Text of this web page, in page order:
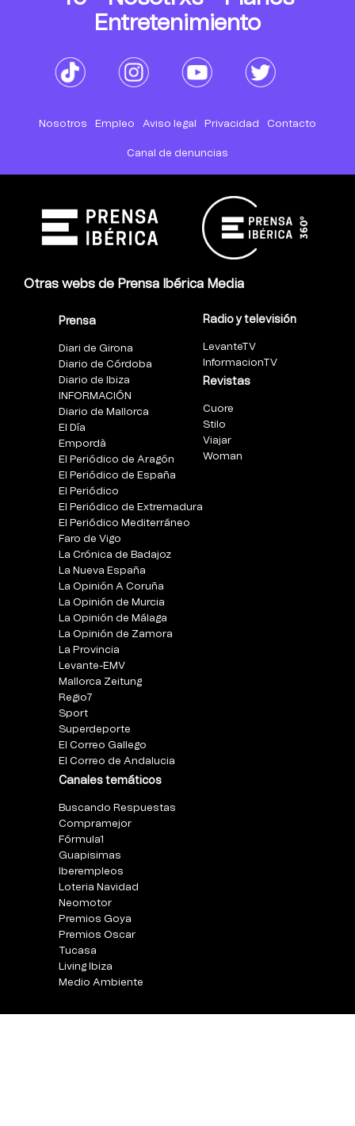
Entretenimiento
Nosotros Empleo Aviso legal Privacidad Contacto
Canal de denuncias
Otras webs de Prensa Ibérica Media
Prensa
Diari de Girona
Diario de Córdoba
Diario de Ibiza
INFORMACIÓN
Diario de Mallorca
El Día
Empordà
El Periódico de Aragón
El Periódico de España
El Periódico
El Periódico de Extremadura
El Periódico Mediterráneo
Faro de Vigo
La Crónica de Badajoz
La Nueva España
La Opinión A Coruña
La Opinión de Murcia
La Opinión de Málaga
La Opinión de Zamora
La Provincia
Levante-EMV
Mallorca Zeitung
Regio7
Sport
Superdeporte
El Correo Gallego
El Correo de Andalucia
Canales temáticos
Buscando Respuestas
Compramejor
Fórmula1
Guapisimas
Iberempleos
Loteria Navidad
Neomotor
Premios Goya
Premios Oscar
Tucasa
Living Ibiza
Medio Ambiente
Radio y televisión
LevanteTV
InformacionTV
Revistas
Cuore
Stilo
Viajar
Woman